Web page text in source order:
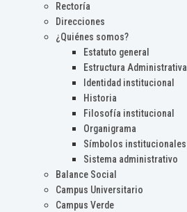
Rectoría
Direcciones
¿Quiénes somos?
Estatuto general
Estructura Administrativa
Identidad institucional
Historia
Filosofía institucional
Organigrama
Símbolos institucionales
Sistema administrativo
Balance Social
Campus Universitario
Campus Verde